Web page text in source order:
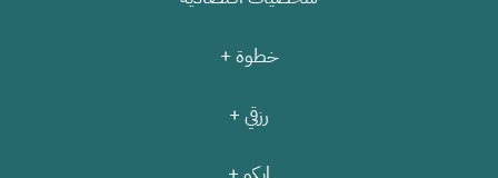
خطوة +
رزقي +